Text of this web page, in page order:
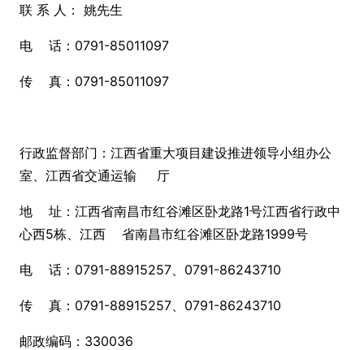
联 系 人： 姚先生
电 话：0791-85011097
传 真：0791-85011097
行政监督部门：江西省重大项目建设推进领导小组办公
室、江西省交通运输 厅
地 址：江西省南昌市红谷滩区卧龙路1号江西省行政中
心西5栋、江西 省南昌市红谷滩区卧龙路1999号
电 话：0791-88915257、0791-86243710
传 真：0791-88915257、0791-86243710
邮政编码：330036